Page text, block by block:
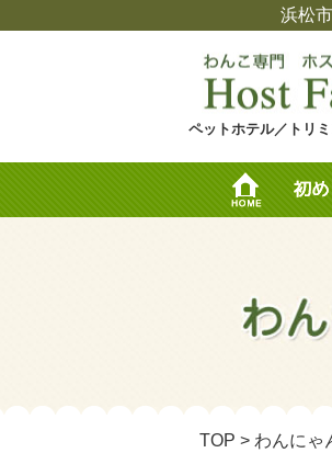
浜松
ペットホテル／トリ
TOP > わんにゃ